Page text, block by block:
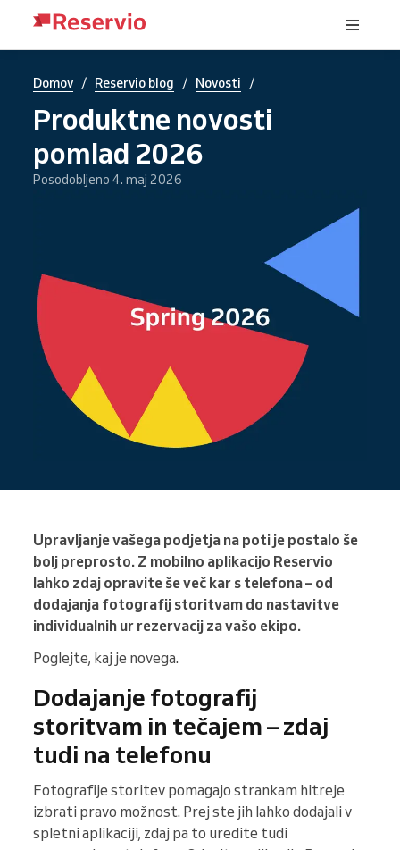
Domov / Reservio blog / Novosti /
Produktne novosti
pomlad 2026
Posodobljeno 4. maj 2026
Upravljanje vašega podjetja na poti je postalo še
bolj preprosto. Z mobilno aplikacijo Reservio
lahko zdaj opravite še več kar s telefona – od
dodajanja fotografij storitvam do nastavitve
individualnih ur rezervacij za vašo ekipo.
Poglejte, kaj je novega.
Dodajanje fotografij
storitvam in tečajem – zdaj
tudi na telefonu
Fotografije storitev pomagajo strankam hitreje
izbrati pravo možnost. Prej ste jih lahko dodajali v
spletni aplikaciji, zdaj pa to uredite tudi